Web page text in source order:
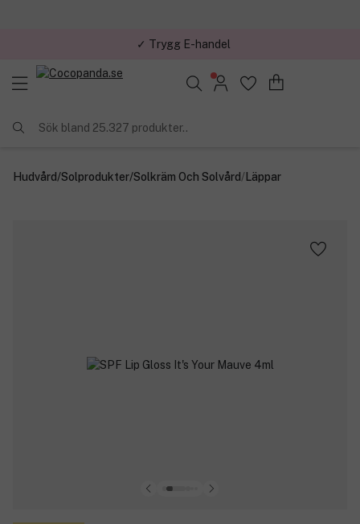
✓ Trygg E-handel
Sök bland 25.327 produkter..
Hudvård/Solprodukter/Solkräm Och Solvård/Läppar